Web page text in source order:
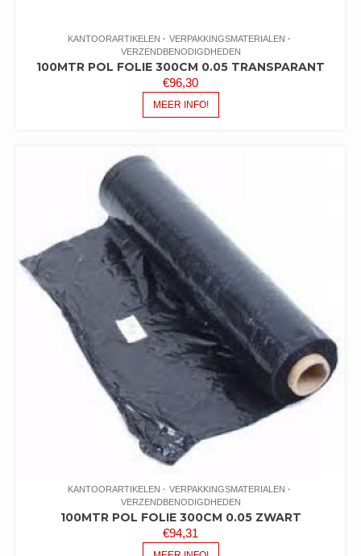
KANTOORARTIKELEN
VERPAKKINGSMATERIALEN
VERZENDBENODIGDHEDEN
100MTR POL FOLIE 300CM 0.05 TRANSPARANT
€96,30
MEER INFO!
KANTOORARTIKELEN
VERPAKKINGSMATERIALEN
VERZENDBENODIGDHEDEN
100MTR POL FOLIE 300CM 0.05 ZWART
€94,31